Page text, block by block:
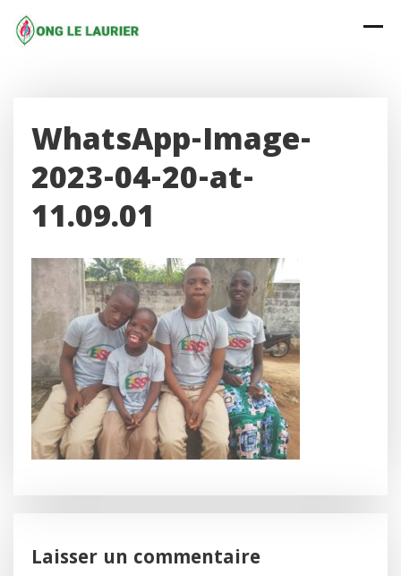
content
WhatsApp-Image-
2023-04-20-at-
11.09.01
Laisser un commentaire